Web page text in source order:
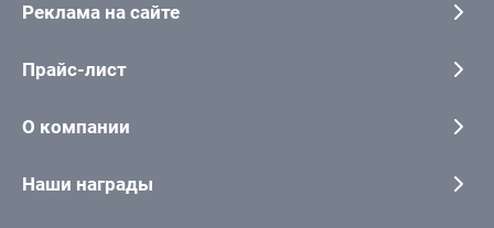
Реклама на сайте
Прайс-лист
О компании
Наши награды